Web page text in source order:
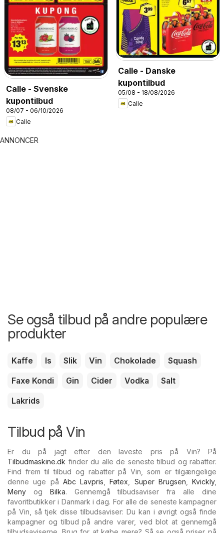
Calle - Svenske
kupontilbud
08/07 - 06/10/2026
Calle
Calle - Danske
kupontilbud
05/08 - 18/08/2026
Calle
ANNONCER
Se også tilbud på andre populære
produkter
Kaffe Is Slik Vin Chokolade
Squash
Faxe Kondi
Gin Cider Vodka
Salt
Lakrids
Tilbud på Vin
Er du på jagt efter den laveste pris på Vin? På
Tilbudmaskine.dk finder du alle de seneste tilbud og rabatter.
Find frem til tilbud og rabatter på Vin, som er tilgængelige
denne uge på Abc Lavpris ,Føtex Super Brugsen Kvickly,
Meny og Bilka. Gennemgå tilbudsaviser fra alle dine
favoritbutikker i Danmark i dag. For alle de seneste kampagner
på Vin, så tjek disse tilbudsaviser: Du kan i øvrigt også finde
kampagner og tilbud på andre varer, ved blot at gennemgå